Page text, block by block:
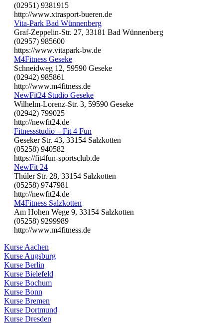
(02951) 9381915
http://www.xtrasport-bueren.de
Vita-Park Bad Wünnenberg
Graf-Zeppelin-Str. 27, 33181 Bad Wünnenberg
(02957) 985600
https://www.vitapark-bw.de
M4Fitness Geseke
Schneidweg 12, 59590 Geseke
(02942) 985861
http://www.m4fitness.de
NewFit24 Studio Geseke
Wilhelm-Lorenz-Str. 3, 59590 Geseke
(02942) 799025
http://newfit24.de
Fitnessstudio – Fit 4 Fun
Geseker Str. 43, 33154 Salzkotten
(05258) 940582
https://fit4fun-sportsclub.de
NewFit 24
Thüler Str. 28, 33154 Salzkotten
(05258) 9747981
http://newfit24.de
M4Fitness Salzkotten
Am Hohen Wege 9, 33154 Salzkotten
(05258) 9299989
http://www.m4fitness.de
Kurse Aachen
Kurse Augsburg
Kurse Berlin
Kurse Bielefeld
Kurse Bochum
Kurse Bonn
Kurse Bremen
Kurse Dortmund
Kurse Dresden